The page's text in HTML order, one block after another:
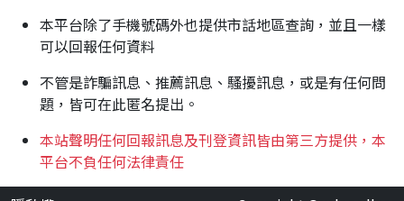
本平台除了手機號碼外也提供市話地區查詢，並且一樣
可以回報任何資料
不管是詐騙訊息、推薦訊息、騷擾訊息，或是有任何問
題，皆可在此匿名提出。
本站聲明任何回報訊息及刊登資訊皆由第三方提供，本
平台不負任何法律責任